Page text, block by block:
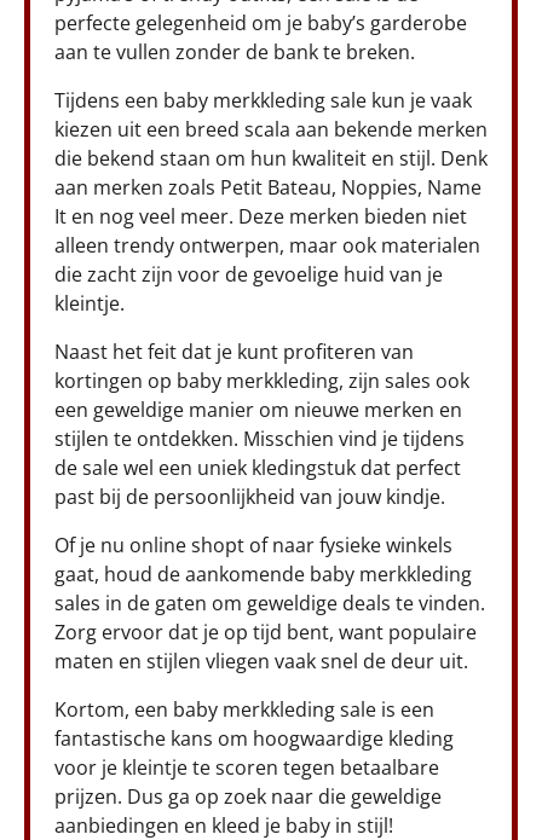
perfecte gelegenheid om je baby’s garderobe
aan te vullen zonder de bank te breken.
Tijdens een baby merkkleding sale kun je vaak
kiezen uit een breed scala aan bekende merken
die bekend staan om hun kwaliteit en stijl. Denk
aan merken zoals Petit Bateau, Noppies, Name
It en nog veel meer. Deze merken bieden niet
alleen trendy ontwerpen, maar ook materialen
die zacht zijn voor de gevoelige huid van je
kleintje.
Naast het feit dat je kunt profiteren van
kortingen op baby merkkleding, zijn sales ook
een geweldige manier om nieuwe merken en
stijlen te ontdekken. Misschien vind je tijdens
de sale wel een uniek kledingstuk dat perfect
past bij de persoonlijkheid van jouw kindje.
Of je nu online shopt of naar fysieke winkels
gaat, houd de aankomende baby merkkleding
sales in de gaten om geweldige deals te vinden.
Zorg ervoor dat je op tijd bent, want populaire
maten en stijlen vliegen vaak snel de deur uit.
Kortom, een baby merkkleding sale is een
fantastische kans om hoogwaardige kleding
voor je kleintje te scoren tegen betaalbare
prijzen. Dus ga op zoek naar die geweldige
aanbiedingen en kleed je baby in stijl!